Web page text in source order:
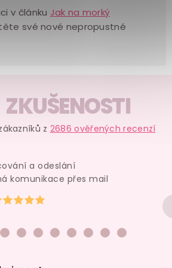
v článku Jak na morký
své nové nepropustné
z 2686 ověřených recenzí
obchodu je 5 z 5 hvězdiček.
a odeslání
komunikace přes mail